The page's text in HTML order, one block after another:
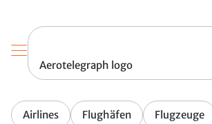
Aerotelegraph logo
Airlines Flughäfen Flugzeuge